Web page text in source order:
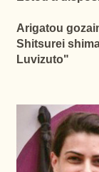
Arigatou
Shitsurei
Luvizuto"